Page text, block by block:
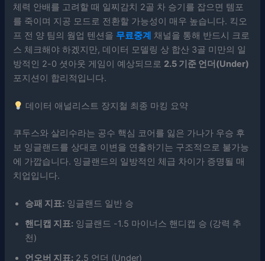
체력 안배를 고려할 때 일찌감치 2골 차 승기를 잡으면 템포
를 죽이며 지공 모드로 전환할 가능성이 매우 높습니다. 킥오
프 전 양 팀의 웜업 텐션을 무료중계 채널을 통해 반드시 크로
스 체크해야 하겠지만, 데이터 모델링 상 합산 3골 미만의 일
방적인 2-0 셧아웃 게임이 예상되므로 2.5 기준 언더(Under)
포지션이 합리적입니다.
데이터 애널리스트 장지철 최종 마킹 요약
쿠두스와 살리수라는 공수 핵심 코어를 잃은 가나가 우승 후
보 잉글랜드를 상대로 이변을 연출하기는 구조적으로 불가능
에 가깝습니다. 잉글랜드의 일방적인 체급 차이가 증명될 매
치업입니다.
승패 지표: 잉글랜드 일반 승
핸디캡 지표: 잉글랜드 -1.5 마이너스 핸디캡 승 (강력 추
천)
언오버 지표: 2.5 언더 (Under)